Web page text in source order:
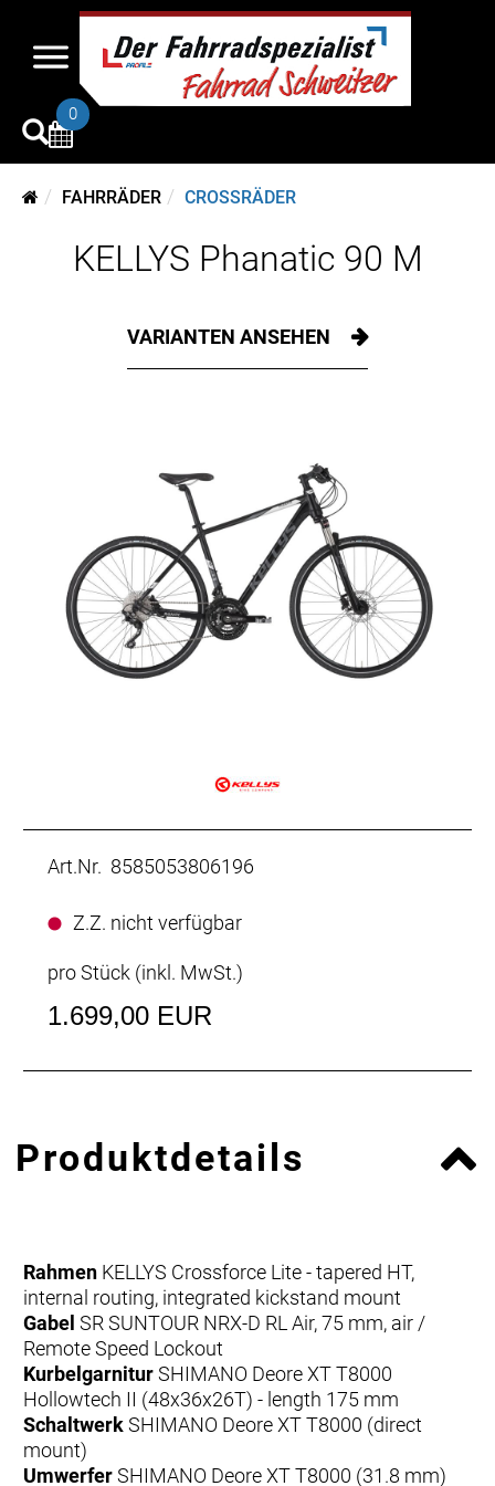
0
FAHRRÄDER CROSSRÄDER
KELLYS Phanatic 90 M
VARIANTEN ANSEHEN
Art.Nr. 8585053806196
Z.Z. nicht verfügbar
pro Stück (inkl. MwSt.)
1.699,00 EUR
Produktdetails
Rahmen KELLYS Crossforce Lite - tapered HT,
internal routing, integrated kickstand mount
Gabel SR SUNTOUR NRX-D RL Air, 75 mm, air /
Remote Speed Lockout
KurbelgarniturSHIMANO Deore XT T8000
Hollowtech II (48x36x26T) - length 175 mm
SchaltwerkSHIMANO Deore XT T8000 (direct
mount)
UmwerferSHIMANO Deore XT T8000 (31.8 mm)